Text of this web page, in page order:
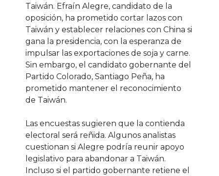
Taiwán. Efraín Alegre, candidato de la
oposición, ha prometido cortar lazos con
Taiwán y establecer relaciones con China si
gana la presidencia, con la esperanza de
impulsar las exportaciones de soja y carne.
Sin embargo, el candidato gobernante del
Partido Colorado, Santiago Peña, ha
prometido mantener el reconocimiento
de Taiwán.
Las encuestas sugieren que la contienda
electoral será reñida. Algunos analistas
cuestionan si Alegre podría reunir apoyo
legislativo para abandonar a Taiwán.
Incluso si el partido gobernante retiene el